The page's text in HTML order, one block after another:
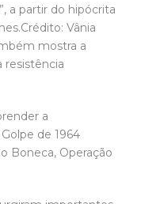
a partir do hipócrita
Crédito: Vânia
mostra a
resistência
a
de 1964
Boneca, Operação